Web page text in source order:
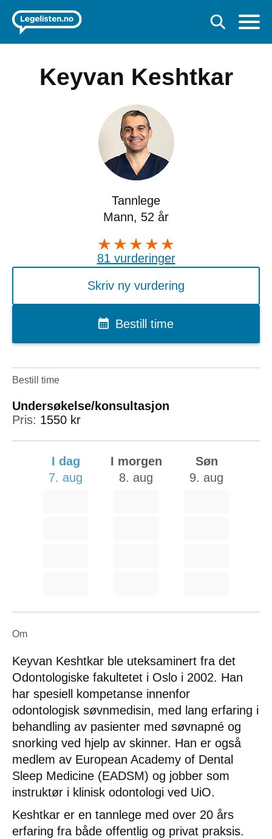
Keyvan Keshtkar
Tannlege
Mann, 52 år
81 vurderinger
Skriv ny vurdering
Bestill time
Bestill time
Undersøkelse/konsultasjon
Pris: 1550 kr
I dag
7. aug
I morgen
8. aug
Søn
9. aug
Om
Keyvan Keshtkar ble uteksaminert fra det
Odontologiske fakultetet i Oslo i 2002. Han
har spesiell kompetanse innenfor
odontologisk søvnmedisin, med lang erfaring i
behandling av pasienter med søvnapné og
snorking ved hjelp av skinner. Han er også
medlem av European Academy of Dental
Sleep Medicine (EADSM) og jobber som
instruktør i klinisk odontologi ved UiO.
Keshtkar er en tannlege med over 20 års
erfaring fra både offentlig og privat praksis.